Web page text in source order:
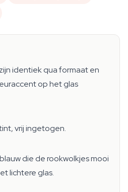
identiek qua formaat en
op het glas
vrij ingetogen.
die de rookwolkjes mooi
lichtere glas.